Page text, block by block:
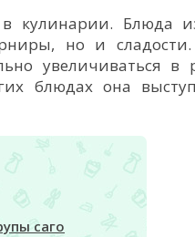
в кулинарии. Блюда
но и
увеличиваться в
блюдах она
саго